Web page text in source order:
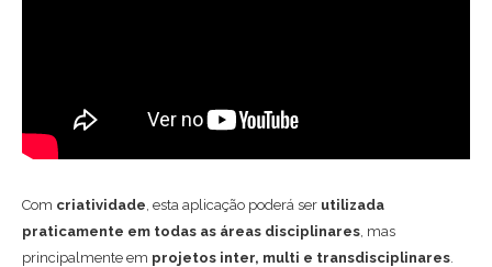
Com criatividade , esta aplicação poderá ser utilizada
praticamente em todas as áreas disciplinares , mas
principalmente em projetos inter, multi e transdisciplinares